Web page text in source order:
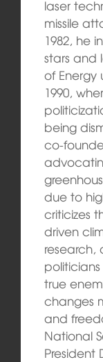
laser
missile
1982, he
stars and
of Energy
1990,
being
co-
due to
criticizes
driven
research,
true
changes
and
National
President